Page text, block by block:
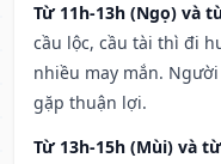
Từ 11h-13h (Ngọ) và
cầu lộc, cầu tài thì đi
nhiều may mắn.
gặp thuận lợi.
Từ 13h-15h (Mùi) và